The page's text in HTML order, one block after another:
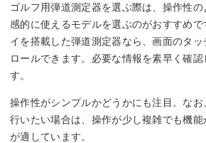
ゴルフ用弾道測定器を選ぶ際は、操作性
感的に使えるモデルを選ぶのがおすすめ
イを搭載した弾道測定器なら、画面のタ
ロールできます。必要な情報を素早く確
す。
操作性がシンプルかどうかにも注目。な
行いたい場合は、操作が少し複雑でも機
が適しています。